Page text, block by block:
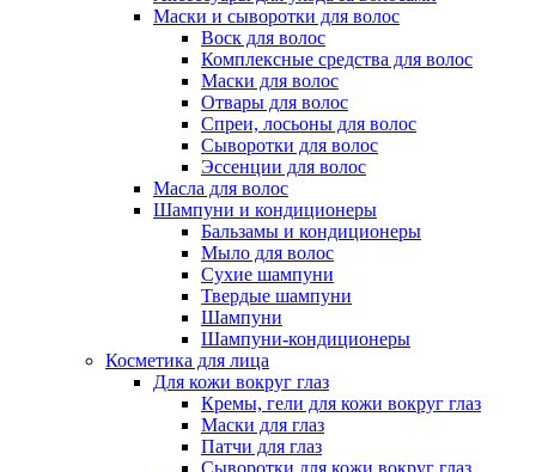
Маски и сыворотки для волос
Воск для волос
Комплексные средства для волос
Маски для волос
Отвары для волос
Спреи, лосьоны для волос
Сыворотки для волос
Эссенции для волос
Масла для волос
Шампуни и кондиционеры
Бальзамы и кондиционеры
Мыло для волос
Сухие шампуни
Твердые шампуни
Шампуни
Шампуни-кондиционеры
Косметика для лица
Для кожи вокруг глаз
Кремы, гели для кожи вокруг глаз
Маски для глаз
Патчи для глаз
Сыворотки для кожи вокруг глаз